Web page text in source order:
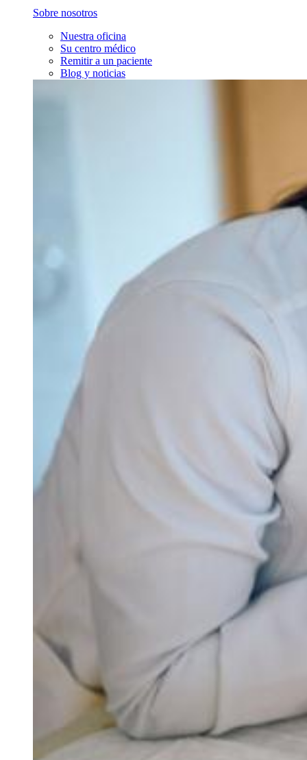
Sobre nosotros
Nuestra oficina
Su centro médico
Remitir a un paciente
Blog y noticias